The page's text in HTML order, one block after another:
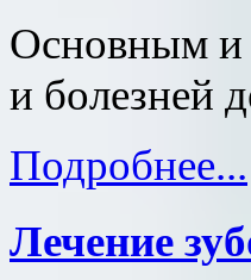
Основным и
и болезней
Подробнее...
Лечение